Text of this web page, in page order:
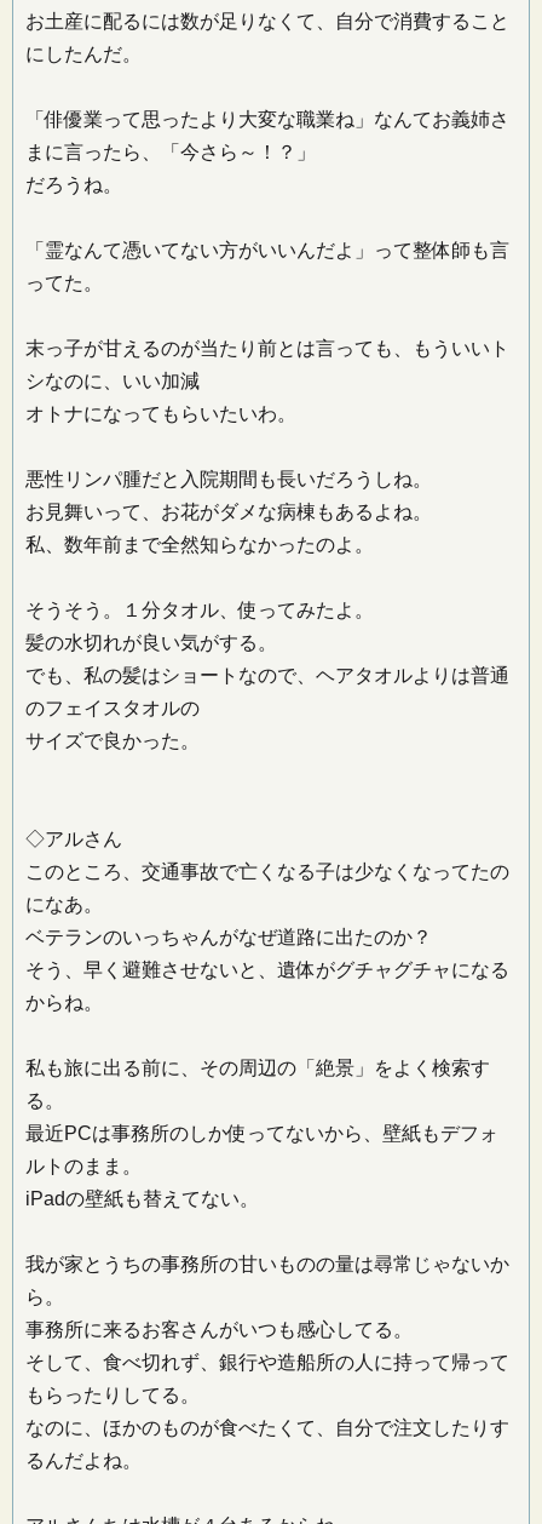
お土産に配るには数が足りなくて、自分で消費すること
にしたんだ。
「俳優業って思ったより大変な職業ね」なんてお義姉さ
まに言ったら、「今さら～！？」
だろうね。
「霊なんて憑いてない方がいいんだよ」って整体師も言
ってた。
末っ子が甘えるのが当たり前とは言っても、もういいト
シなのに、いい加減
オトナになってもらいたいわ。
悪性リンパ腫だと入院期間も長いだろうしね。
お見舞いって、お花がダメな病棟もあるよね。
私、数年前まで全然知らなかったのよ。
そうそう。１分タオル、使ってみたよ。
髪の水切れが良い気がする。
でも、私の髪はショートなので、ヘアタオルよりは普通
のフェイスタオルの
サイズで良かった。
◇アルさん
このところ、交通事故で亡くなる子は少なくなってたの
になあ。
ベテランのいっちゃんがなぜ道路に出たのか？
そう、早く避難させないと、遺体がグチャグチャになる
からね。
私も旅に出る前に、その周辺の「絶景」をよく検索す
る。
最近PCは事務所のしか使ってないから、壁紙もデフォ
ルトのまま。
iPadの壁紙も替えてない。
我が家とうちの事務所の甘いものの量は尋常じゃないか
ら。
事務所に来るお客さんがいつも感心してる。
そして、食べ切れず、銀行や造船所の人に持って帰って
もらったりしてる。
なのに、ほかのものが食べたくて、自分で注文したりす
るんだよね。